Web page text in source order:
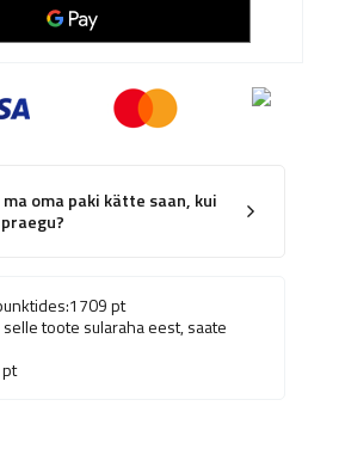
oma paki kätte saan, kui
1709pt
toote sularaha eest, saate
pt